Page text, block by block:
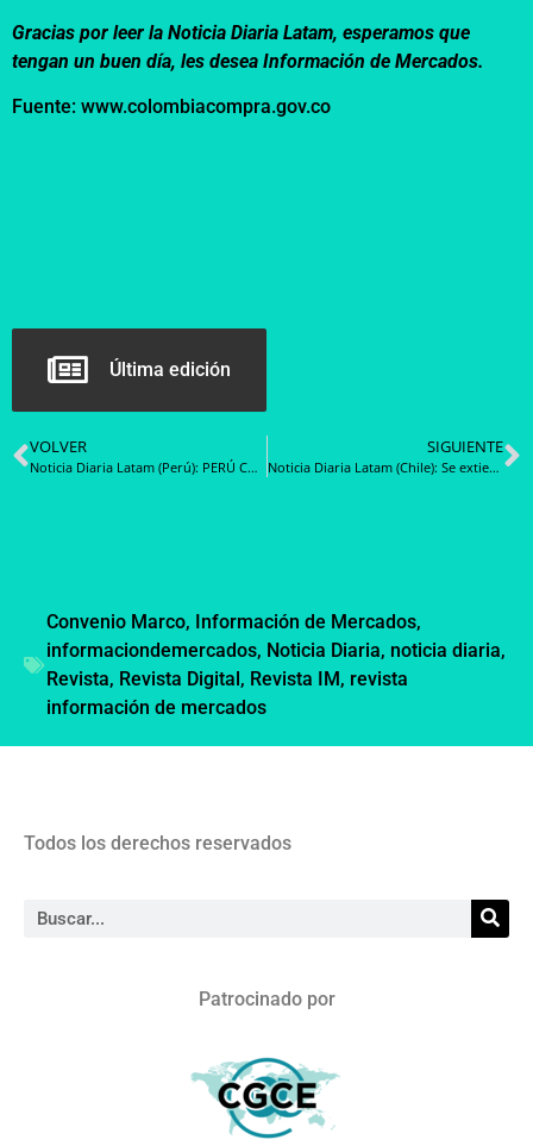
Gracias por leer la Noticia Diaria Latam, esperamos que
tengan un buen día, les desea Información de Mercados.
Fuente: www.colombiacompra.gov.co
Última edición
VOLVER
Noticia Diaria Latam (Perú): PERÚ COMPRAS realizará ocho contrataciones del servicio de seguridad y vigilancia para el Ministerio Público
SIGUIENTE
Noticia Diaria Latam (Chile): Se extiende plazo para participar en Consultas Ciudadanas de Bases Tipo de Licitación en cuatro rubros
Convenio Marco, Información de Mercados,
informaciondemercados, Noticia Diaria, noticia diaria,
Revista, Revista Digital , Revista IM , revista
información de mercados
Todos los derechos reservados
Patrocinado por